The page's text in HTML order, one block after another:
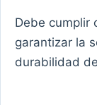
Debe cumplir
garantizar la
durabilidad